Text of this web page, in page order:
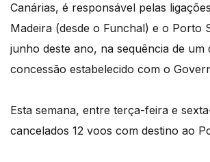
Canárias, é responsável pelas
Madeira (desde o Funchal) e o Porto
junho deste ano, na sequência de um
concessão estabelecido com o
Esta semana, entre terça-feira e
cancelados 12 voos com destino ao